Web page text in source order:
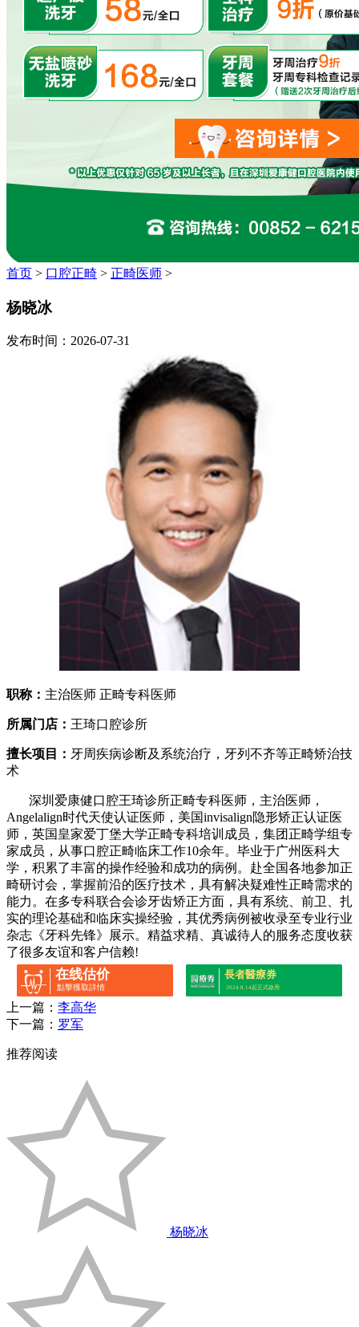
首页 > 口腔正畸 > 正畸医师 >
杨晓冰
发布时间：2026-07-31
职称： 主治医师 正畸专科医师
所属门店： 王琦口腔诊所
擅长项目： 牙周疾病诊断及系统治疗，牙列不齐等正畸矫治技
术
深圳爱康健口腔王琦诊所正畸专科医师，主治医师，
Angelalign时代天使认证医师，美国invisalign隐形矫正认证医
师，英国皇家爱丁堡大学正畸专科培训成员，集团正畸学组专
家成员，从事口腔正畸临床工作10余年。毕业于广州医科大
学，积累了丰富的操作经验和成功的病例。赴全国各地参加正
畸研讨会，掌握前沿的医疗技术，具有解决疑难性正畸需求的
能力。在多专科联合会诊牙齿矫正方面，具有系统、前卫、扎
实的理论基础和临床实操经验，其优秀病例被收录至专业行业
杂志《牙科先锋》展示。精益求精、真诚待人的服务态度收获
了很多友谊和客户信赖!
在线估价
點擊獲取詳情
長者醫療券
2024.8.14起正式啟用
上一篇： 李高华
下一篇： 罗军
推荐阅读
杨晓冰